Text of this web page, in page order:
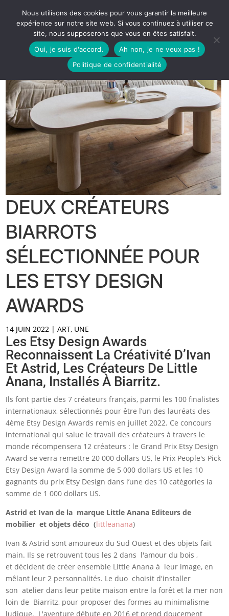
DEUX CRÉATEURS
BIARROTS
SÉLECTIONNÉE POUR
LES ETSY DESIGN
AWARDS
14 JUIN 2022 |ART, UNE
Les Etsy Design Awards
Reconnaissent La Créativité D’Ivan
Et Astrid, Les Créateurs De Little
Anana, Installés À Biarritz.
Ils font partie des 7 créateurs français, parmi les 100 finalistes
internationaux, sélectionnés pour être l’un des lauréats des
4ème Etsy Design Awards remis en juillet 2022. Ce concours
international qui salue le travail des créateurs à travers le
monde récompensera 12 créateurs : le Grand Prix Etsy Design
Award se verra remettre 20 000 dollars US, le Prix People's Pick
Etsy Design Award la somme de 5 000 dollars US et les 10
gagnants du prix Etsy Design dans l’une des 10 catégories la
somme de 1 000 dollars US.
Astrid et Ivan de la marque Little Anana Editeurs de
mobilier et objets déco (littleanana)
Ivan & Astrid sont amoureux du Sud Ouest et des objets fait
main. Ils se retrouvent tous les 2 dans l'amour du bois ,
et décident de créer ensemble Little Anana à leur image, en
mêlant leur 2 personnalités. Le duo choisit d'installer
son atelier dans leur petite maison entre la forêt et la mer non
loin de Biarritz, pour proposer des formes au minimalisme
ludique. L'aventure débute en 2016 et prend doucement
Nous utilisons des cookies pour vous garantir la meilleure
expérience sur notre site web. Si vous continuez à utiliser ce
site, nous supposerons que vous en êtes satisfait.
Oui, je suis d'accord.
Ah non, je ne veux pas !
Politique de confidentialité